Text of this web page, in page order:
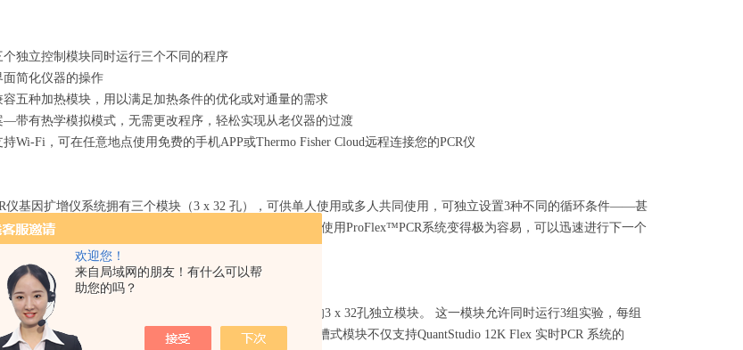
欢迎您！
来自局域网的朋友！有什么可以帮
助您的吗？
独立控制模块同时运行三个不同的程序
简化仪器的操作
五种加热模块，用以满足加热条件的优化或对通量的需求
—带有热学模拟模式，无需更改程序，轻松实现从老仪器的过渡
Wi-Fi，可在任意地点使用免费的手机APP或Thermo Fisher Cloud远程连接您的PCR仪
仪基因扩增仪系统拥有三个模块（3 x 32 孔），可供单人使用或多人共同使用，可独立设置3种不同的循环条件——甚
在您拥挤而又繁忙的实验室里，这一特性使得与他人分享使用ProFlex™PCR系统变得极为容易，可以迅速进行下一个
5种不同的加热模块，可通过开关简单地更换，其中包含的3 x 32孔独立模块。 这一模块允许同时运行3组实验，每组
双96孔和双384孔加热模块可满足高通量的测序需要，双槽式模块不仅支持QuantStudio 12K Flex 实时PCR 系统的